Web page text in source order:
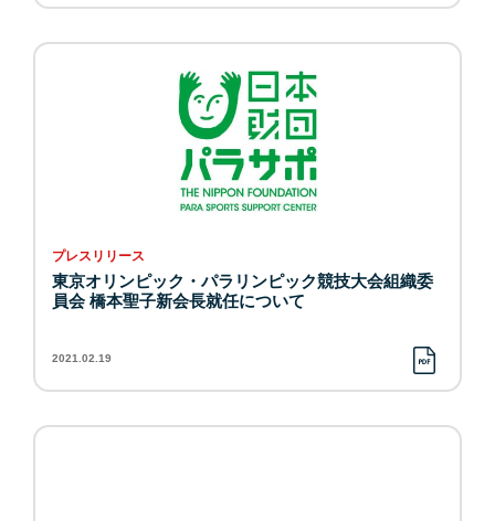
プレスリリース
東京オリンピック・パラリンピック競技大会組織委
員会 橋本聖子新会長就任について
2021.02.19